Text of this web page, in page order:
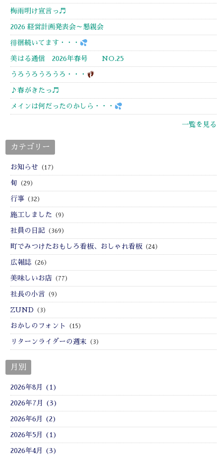
梅雨明け宣言っ♬
2026 経営計画発表会～懇親会
徘徊続いてます・・・
美はる通信 2026年春号 NO.25
うろうろうろうろ・・・
♪春がきたっ♬
メインは何だったのかしら・・・
一覧を見る
カテゴリー
お知らせ （17）
旬 （29）
行事 （32）
施工しました （9）
社員の日記 （369）
町でみつけたおもしろ看板、おしゃれ看板 （24）
広報誌 （26）
美味しいお店 （77）
社長の小言 （9）
ZUND （3）
おかしのフォント （15）
リターンライダーの週末 （3）
月別
2026年8月 (1)
2026年7月 (3)
2026年6月 (2)
2026年5月 (1)
2026年4月 (3)